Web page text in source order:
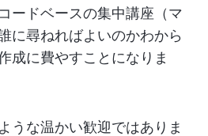
ードベースの集中講座（マ
に尋ねればよいのかわから
成に費やすことになりま
うな温かい歓迎ではありま